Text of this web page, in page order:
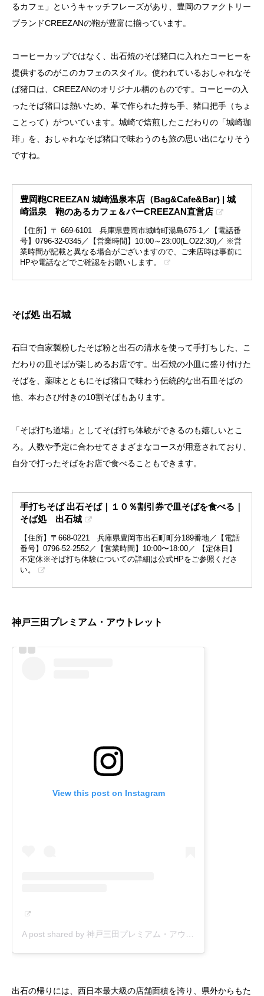
るカフェ」というキャッチフレーズがあり、豊岡のファクトリー
ブランドCREEZANの鞄が豊富に揃っています。
コーヒーカップではなく、出石焼のそば猪口に入れたコーヒーを
提供するのがこのカフェのスタイル。使われているおしゃれなそ
ば猪口は、CREEZANのオリジナル柄のものです。コーヒーの入
ったそば猪口は熱いため、革で作られた持ち手、猪口把手（ちょ
ことって）がついています。城崎で焙煎したこだわりの「城崎珈
琲」を、おしゃれなそば猪口で味わうのも旅の思い出になりそう
ですね。
豊岡鞄CREEZAN 城崎温泉本店（Bag&Cafe&Bar) | 城
崎温泉 鞄のあるカフェ＆バーCREEZAN直営店
【住所】〒 669-6101 兵庫県豊岡市城崎町湯島675-1／【電話番
号】0796-32-0345／【営業時間】10:00～23:00(L.O22:30)／ ※営
業時間が記載と異なる場合がございますので、ご来店時は事前に
HPや電話などでご確認をお願いします。
そば処 出石城
石臼で自家製粉したそば粉と出石の清水を使って手打ちした、こ
だわりの皿そばが楽しめるお店です。出石焼の小皿に盛り付けた
そばを、薬味とともにそば猪口で味わう伝統的な出石皿そばの
他、本わさび付きの10割そばもあります。
「そば打ち道場」としてそば打ち体験ができるのも嬉しいとこ
ろ。人数や予定に合わせてさまざまなコースが用意されており、
自分で打ったそばをお店で食べることもできます。
手打ちそば 出石そば｜１０％割引券で皿そばを食べる｜
そば処 出石城
【住所】〒668-0221 兵庫県豊岡市出石町町分189番地／【電話
番号】0796-52-2552／【営業時間】10:00〜18:00／ 【定休日】
不定休※そば打ち体験についての詳細は公式HPをご参照くださ
い。
神戸三田プレミアム・アウトレット
View this post on Instagram
出石の帰りには、西日本最大級の店舗面積を誇り、県外からもた